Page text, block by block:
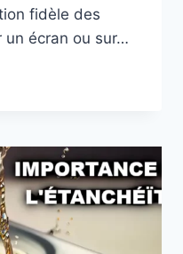
fidèle des
un écran ou sur…